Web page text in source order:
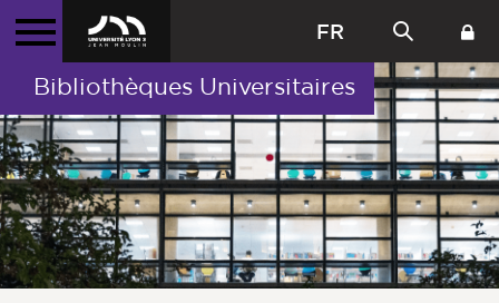
FR
Bibliothèques Universitaires